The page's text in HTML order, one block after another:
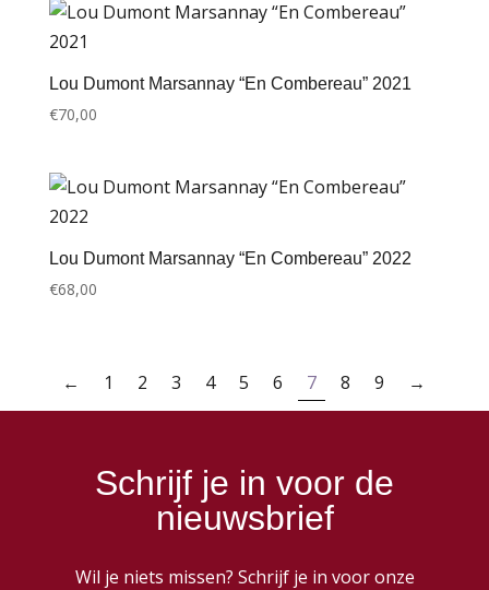
Lou Dumont Marsannay “En Combereau” 2021
€70,00
Lou Dumont Marsannay “En Combereau” 2022
€68,00
← 1 2 3 4 5 6 7 8 9 →
Schrijf je in voor de
nieuwsbrief
Wil je niets missen? Schrijf je in voor onze